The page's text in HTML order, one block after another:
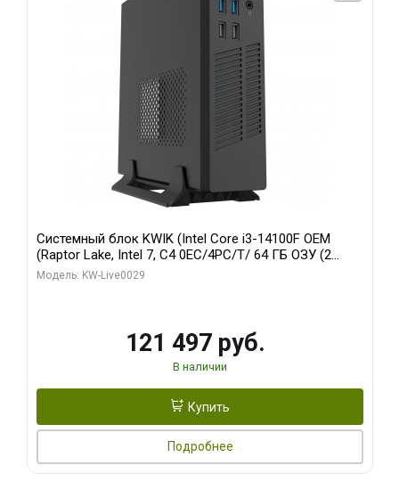
Системный блок KWIK (Intel Core i3-14100F OEM
(Raptor Lake, Intel 7, C4 0EC/4PC/T/ 64 ГБ ОЗУ (2
модуля)/ MSI RTX5060Ti SHADOW 2X OC PLUS 8GB
Модель: KW-Live0029
121 497 руб.
В наличии
Купить
Подробнее